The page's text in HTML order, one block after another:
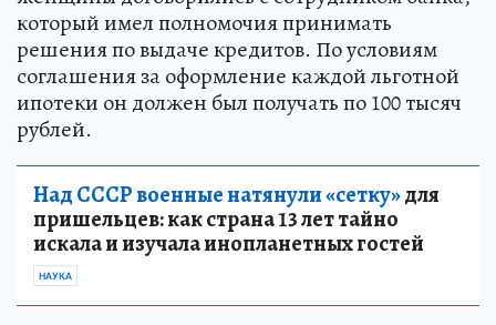
который имел полномочия принимать
решения по выдаче кредитов. По условиям
соглашения за оформление каждой льготной
ипотеки он должен был получать по 100 тысяч
рублей.
Над СССР военные натянули «сетку»для
пришельцев: как страна 13 лет тайно
искала и изучала инопланетных гостей
НАУКА